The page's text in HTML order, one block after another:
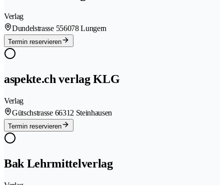
Verlag
Dundelstrasse 556078 Lungern
Termin reservieren
aspekte.ch verlag KLG
Verlag
Gütschstrasse 66312 Steinhausen
Termin reservieren
Bak Lehrmittelverlag